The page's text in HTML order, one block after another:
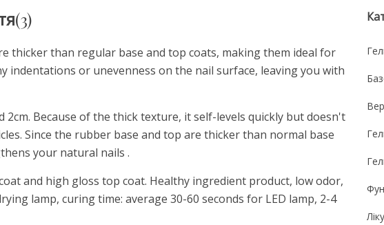
(3)
thicker than regular base and top coats, making them ideal for
indentations or unevenness on the nail surface, leaving you with
2cm. Because of the thick texture, it self-levels quickly but doesn't
Since the rubber base and top are thicker than normal base
your natural nails .
and high gloss top coat. Healthy ingredient product, low odor,
lamp, curing time: average 30-60 seconds for LED lamp, 2-4